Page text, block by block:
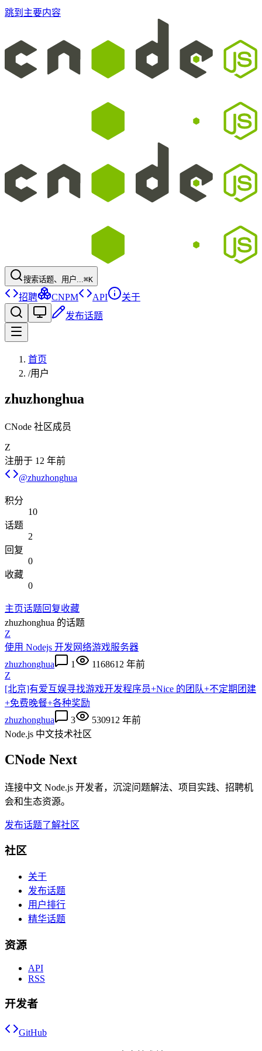
跳到主要内容
搜索话题、用户...⌘K
招聘 CNPM API
关于
发布话题
首页
/用户
zhuzhonghua
CNode 社区成员
Z
注册于 12 年前
@zhuzhonghua
积分
10
话题
2
回复
0
收藏
0
主页话题回复收藏
zhuzhonghua 的话题
Z
使用 Nodejs 开发网络游戏服务器
zhuzhonghua
1 1168612 年前
Z
[北京]有爱互娱寻找游戏开发程序员+Nice 的团队+不定期团建
+免费晚餐+各种奖励
zhuzhonghua
3 530912 年前
Node.js 中文技术社区
CNode Next
连接中文 Node.js 开发者，沉淀问题解法、项目实践、招聘机
会和生态资源。
发布话题了解社区
社区
关于
发布话题
用户排行
精华话题
资源
API
RSS
开发者
GitHub